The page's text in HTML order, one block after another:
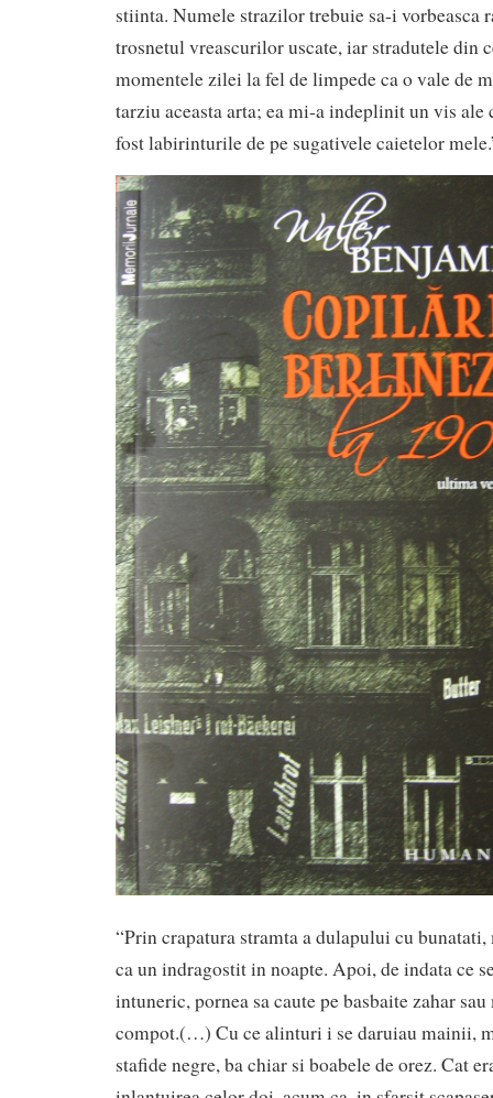
stiinta. Numele strazilor trebuie sa-i vorbeasca
trosnetul vreascurilor uscate, iar stradutele din
momentele zilei la fel de limpede ca o vale de
tarziu aceasta arta; ea mi-a indeplinit un vis
fost labirinturile de pe sugativele caietelor
“Prin crapatura stramta a dulapului cu bunatati,
ca un indragostit in noapte. Apoi, de indata ce
intuneric, pornea sa caute pe basbaite zahar
compot.(…) Cu ce alinturi i se daruiau mainii,
stafide negre, ba chiar si boabele de orez. Cat